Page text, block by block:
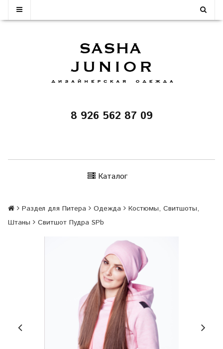
8 926 562 87 09
Каталог
Раздел для Питера Одежда
Костюмы, Свитшоты,
Штаны
Свитшот Пудра SPb